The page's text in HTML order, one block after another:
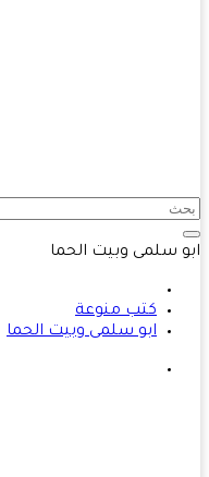
سلمى وبيت الحما
كتب منوعة
ابو سلمى وبيت الحما